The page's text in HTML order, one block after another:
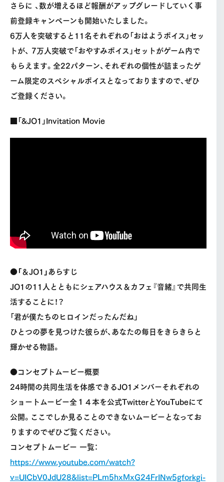
さらに 、数が増えるほど報酬がアップグレードしていく事
前登録キャンペーンも開始いたしました。
6万人を突破すると11名それぞれの「おはようボイス」セッ
トが、 7万人突破で「おやすみボイス」セットがゲーム内で
もらえます。全22パターン、それぞれの個性が詰まったゲ
ーム限定のスペシャルボイスとなっておりますので、ぜひ
ご登録ください。
■「&JO1」Invitation Movie
●「＆JO1」あらすじ
JO1の11人とともにシェアハウス＆カフェ『音緒』で共同生
活することに！？
「君が僕たちのヒロインだったんだね」
ひとつの夢を見つけた彼らが、あなたの毎日をきらきらと
輝かせる物語。
●コンセプトムービー概要
24時間の共同生活を体感できるJO1メンバーそれぞれの
ショートムービー全１４本を公式TwitterとYouTubeにて
公開。ここでしか見ることのできないムービーとなってお
りますのでぜひご覧ください。
コンセプトムービー 一覧：
https://www.youtube.com/watch?
v=UICbV0JdU28&list=PLm5hxMxG24FrINw5gforkgi-